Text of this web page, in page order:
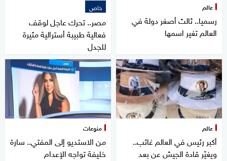
عالم
رسميا.. ثالث أصغر دولة في
العالم تغير اسمها
خاص
مصر.. تحرك عاجل لوقف
فعالية طبيبة أسترالية مثيرة
للجدل
عالم
أكبر رئيس في العالم غائب..
ويغيّر قادة الجيش عن بعد
منوعات
من الاستديو إلى المفتي.. سارة
خليفة تواجه الإعدام